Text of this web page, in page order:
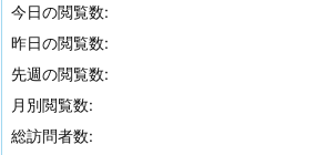
今日の閲覧数:
昨日の閲覧数:
先週の閲覧数:
月別閲覧数:
総訪問者数: